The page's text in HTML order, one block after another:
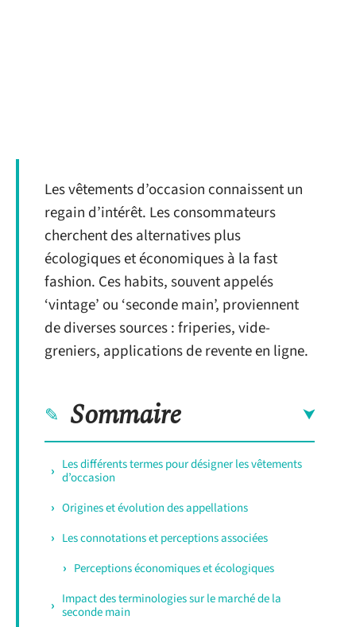
Les vêtements d’occasion connaissent un
regain d’intérêt. Les consommateurs
cherchent des alternatives plus
écologiques et économiques à la fast
fashion. Ces habits, souvent appelés
‘vintage’ ou ‘seconde main’, proviennent
de diverses sources : friperies, vide-
greniers, applications de revente en ligne.
Sommaire
Les différents termes pour désigner les vêtements
d’occasion
Origines et évolution des appellations
Les connotations et perceptions associées
Perceptions économiques et écologiques
Impact des terminologies sur le marché de la
seconde main